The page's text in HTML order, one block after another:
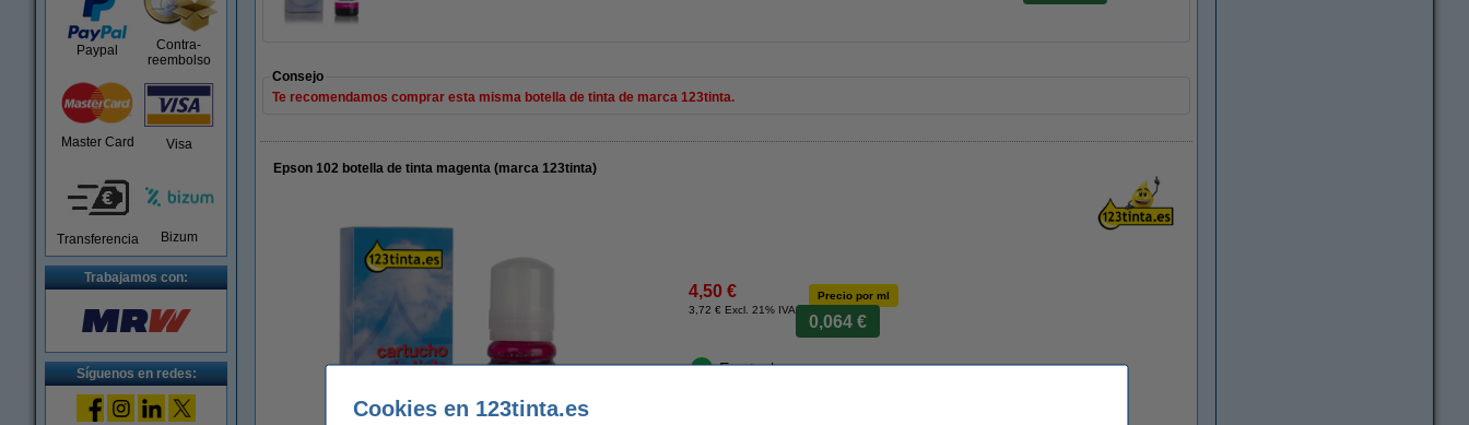
Paypal
Contra-
reembolso
Master Card Visa
Transferencia Bizum
Trabajamos con:
Síguenos en redes:
Consejo
Te recomendamos comprar esta misma botella de tinta de marca 123tinta.
Epson 102 botella de tinta magenta (marca 123tinta)
4,50 €
3,72 € Excl. 21% IVA
Precio por ml
0,064 €
En stock
Cookies en 123tinta.es